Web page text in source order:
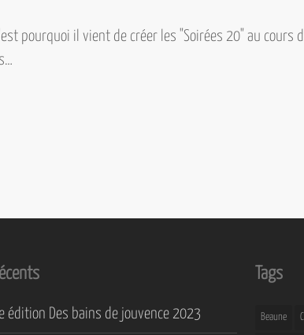
pourquoi il vient de créer les "Soirées 20" au cours
édition Des bains de jouvence 2023
Tags
Beaune